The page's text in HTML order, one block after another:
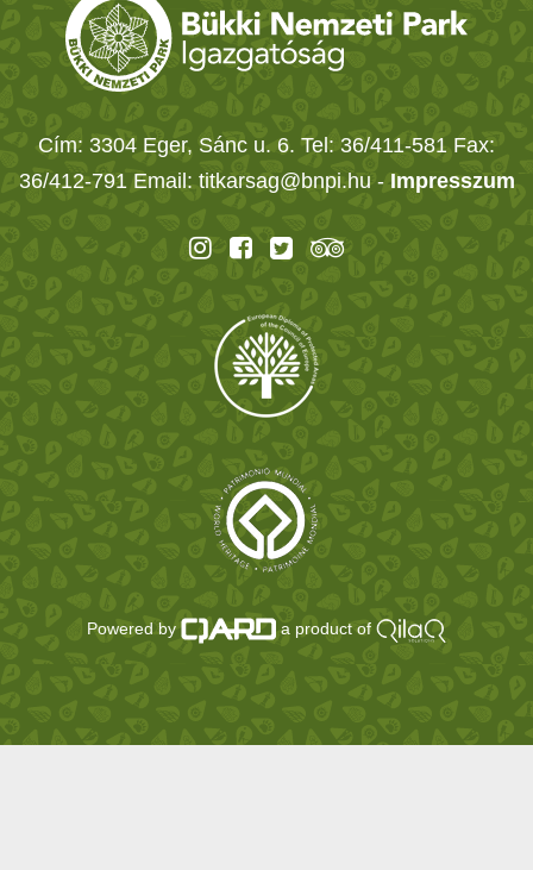
Cím: 3304 Eger, Sánc u. 6. Tel: 36/411-581 Fax:
36/412-791 Email: titkarsag@bnpi.hu - Impresszum
Powered by a product of